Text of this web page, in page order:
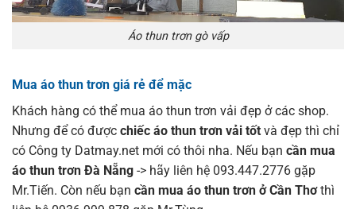
Áo thun trơn gò vấp
Mua áo thun trơn giá rẻ để mặc
Khách hàng có thể mua áo thun trơn vải đẹp ở các shop.
Nhưng để có được chiếc áo thun trơn vải tốt và đẹp thì chỉ
có Công ty Datmay.net mới có thôi nha. Nếu bạn cần mua
áo thun trơn Đà Nẵng -> hãy liên hệ 093.447.2776 gặp
Mr.Tiến. Còn nếu bạn cần mua áo thun trơn ở Cần Thơthì